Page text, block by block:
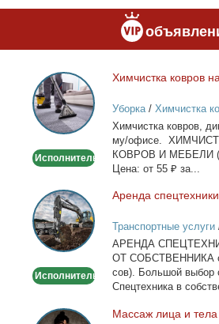
Химчистка
ковров
на
дому/
Исполнитель
Хим­чист­ка ков­ров
Уборка/ Химчистка
Хим­чист­ка ков­ров,
му/офи­се.
КОВРОВ И МЕБЕЛИ
Це­на: от 55 ₽ за...
Аренда
спецтехники
в
Москве
Исполнитель
Арен­да
Транспортные услуги
АРЕНДА
ОТ СОБСТВЕННИКА
сов). Боль­шой вы­бор
Спец­тех­ни­ка в
Массаж
Мас­саж ли­ца и те­ла